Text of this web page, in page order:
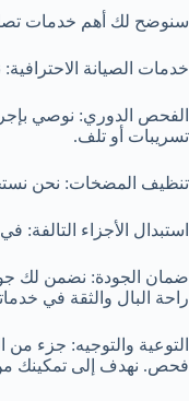
سنوضح لك أهم خدمات
خدمات الصيانة
تسريبات أو تلف.
تنظيف المضخات: نحن
استبدال الأجزاء
ضمان الجودة: نضمن لك
راحة البال والثقة في
التوعية والتوجيه: جزء
فحص. نهدف إلى تمكينك